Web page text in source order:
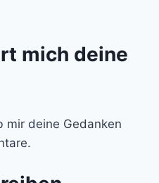
mich deine
mir deine Gedanken